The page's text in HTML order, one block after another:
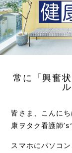
常に「興奮
皆さま、こんに
康ヲタク看護師’s
スマホにパソコ